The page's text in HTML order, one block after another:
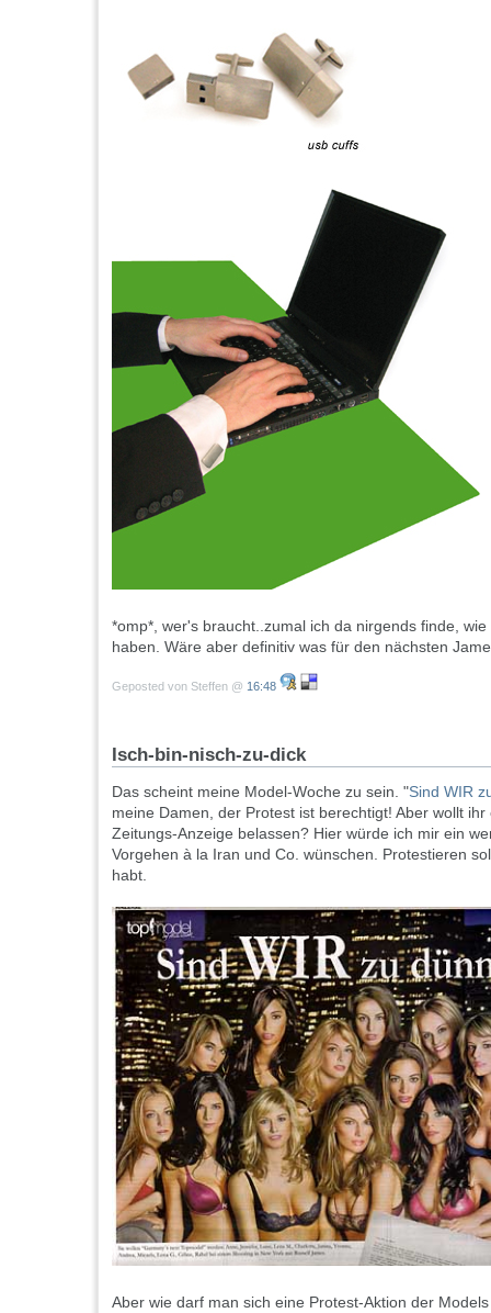
*omp*, wer's braucht..zumal ich da nirgends finde,
haben. Wäre aber definitiv was für den nächsten
Geposted von Steffen @ 16:48
Isch-bin-nisch-zu-dick
Das scheint meine Model-Woche zu sein. "Sind WIR
meine Damen, der Protest ist berechtigt! Aber wollt
Zeitungs-Anzeige belassen? Hier würde ich mir ein
Vorgehen à la Iran und Co. wünschen. Protestieren
habt.
Aber wie darf man sich eine Protest-Aktion der